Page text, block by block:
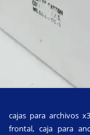
cajas para archivos
frontal, caja para